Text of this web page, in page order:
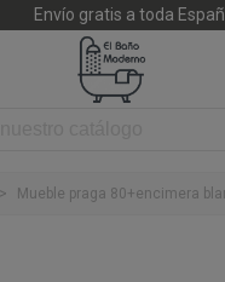
Envío gratis a toda
> Mueble praga 80+encimera